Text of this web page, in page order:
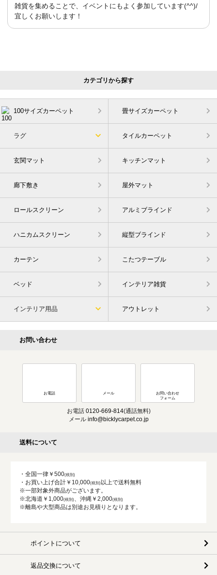
雑貨を集めることで、イベントにもよく参加しています(^^)/
宜しくお願いします！
カテゴリから探す
100サイズカーペット 畳サイズカーペット
ラグ タイルカーペット
玄関マット キッチンマット
廊下敷き 屋外マット
ロールスクリーン アルミブラインド
ハニカムスクリーン 縦型ブラインド
カーテン こたつテーブル
ベッド インテリア雑貨
インテリア用品 アウトレット
お問い合わせ
お電話 メール
お問い合わせ
フォーム
お電話 0120-669-814(通話無料)
メール info@bicklycarpet.co.jp
送料について
・全国一律￥500
・お買い上げ合計￥10,000
以上で送料無料
※一部対象外商品がございます。
※北海道￥1,000
、沖縄￥2,000
※離島や大型商品は別途お見積りとなります。
ポイントについて
返品交換について